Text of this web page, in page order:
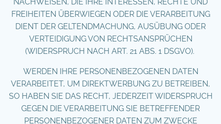
FREIHEITEN ÜBERWIEGEN ODER DIE VERARBEITUNG
DIENT DER GELTENDMACHUNG, AUSÜBUNG ODER
VERTEIDIGUNG VON RECHTSANSPRÜCHEN
(WIDERSPRUCH NACH ART. 21 ABS. 1 DSGVO).
WERDEN IHRE PERSONENBEZOGENEN DATEN
VERARBEITET, UM DIREKTWERBUNG ZU BETREIBEN,
SO HABEN SIE DAS RECHT, JEDERZEIT WIDERSPRUCH
GEGEN DIE VERARBEITUNG SIE BETREFFENDER
PERSONENBEZOGENER DATEN ZUM ZWECKE